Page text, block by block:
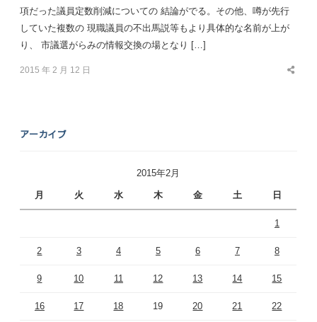
項だった議員定数削減についての 結論がでる。その他、噂が先行
していた複数の 現職議員の不出馬説等もより具体的な名前が上が
り、 市議選がらみの情報交換の場となり […]
2015 年 2 月 12 日
Share
アーカイブ
2015年2月
月 火 水 木 金 土 日
1
2 3 4 5 6 7 8
9 10 11 12 13 14 15
16 17 18 19 20 21 22